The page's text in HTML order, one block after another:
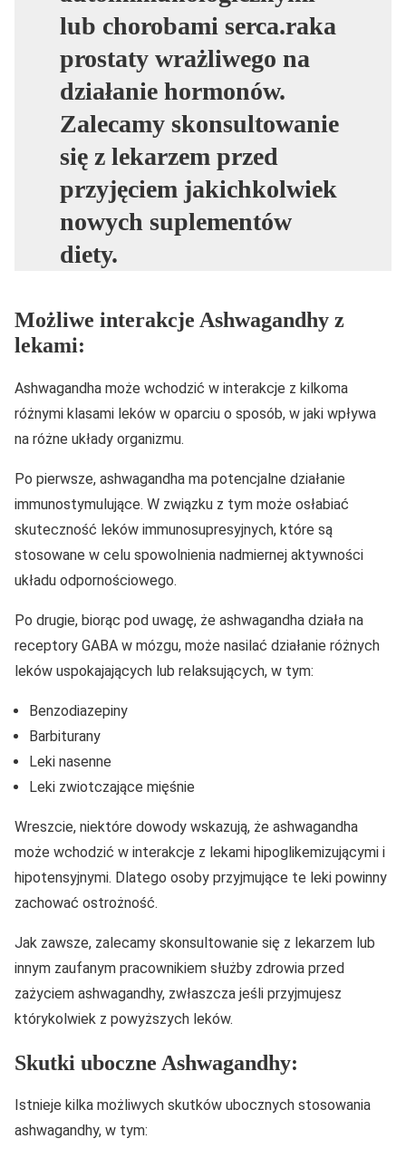
lub chorobami serca.raka
prostaty wrażliwego na
działanie hormonów.
Zalecamy skonsultowanie
się z lekarzem przed
przyjęciem jakichkolwiek
nowych suplementów
diety.
Możliwe interakcje Ashwagandhy z
lekami:
Ashwagandha może wchodzić w interakcje z kilkoma
różnymi klasami leków w oparciu o sposób, w jaki wpływa
na różne układy organizmu.
Po pierwsze, ashwagandha ma potencjalne działanie
immunostymulujące. W związku z tym może osłabiać
skuteczność leków immunosupresyjnych, które są
stosowane w celu spowolnienia nadmiernej aktywności
układu odpornościowego.
Po drugie, biorąc pod uwagę, że ashwagandha działa na
receptory GABA w mózgu, może nasilać działanie różnych
leków uspokajających lub relaksujących, w tym:
Benzodiazepiny
Barbiturany
Leki nasenne
Leki zwiotczające mięśnie
Wreszcie, niektóre dowody wskazują, że ashwagandha
może wchodzić w interakcje z lekami hipoglikemizującymi i
hipotensyjnymi. Dlatego osoby przyjmujące te leki powinny
zachować ostrożność.
Jak zawsze, zalecamy skonsultowanie się z lekarzem lub
innym zaufanym pracownikiem służby zdrowia przed
zażyciem ashwagandhy, zwłaszcza jeśli przyjmujesz
którykolwiek z powyższych leków.
Skutki uboczne Ashwagandhy:
Istnieje kilka możliwych skutków ubocznych stosowania
ashwagandhy, w tym: